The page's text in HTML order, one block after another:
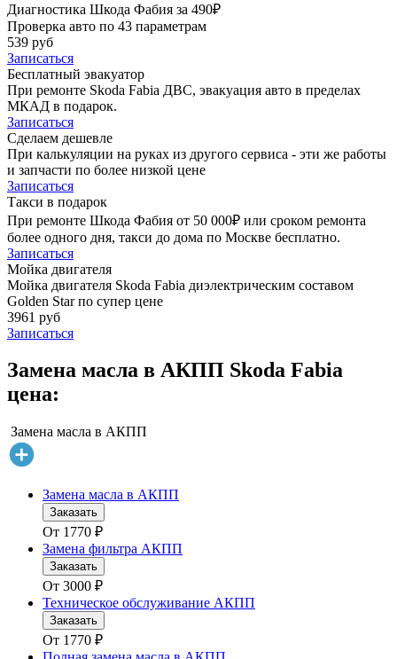
Диагностика Шкода Фабия за 490₽
Проверка авто по 43 параметрам
539 руб
Записаться
Бесплатный эвакуатор
При ремонте Skoda Fabia ДВС, эвакуация авто в пределах
МКАД в подарок.
Записаться
Сделаем дешевле
При калькуляции на руках из другого сервиса - эти же работы
и запчасти по более низкой цене
Записаться
Такси в подарок
При ремонте Шкода Фабия от 50 000₽ или сроком ремонта
более одного дня, такси до дома по Москве бесплатно.
Записаться
Мойка двигателя
Мойка двигателя Skoda Fabia диэлектрическим составом
Golden Star по супер цене
3961 руб
Записаться
Замена масла в АКПП Skoda Fabia
цена:
Замена масла в АКПП
Замена масла в АКПП
Заказать
От 1770 ₽
Замена фильтра АКПП
Заказать
От 3000 ₽
Техническое обслуживание АКПП
Заказать
От 1770 ₽